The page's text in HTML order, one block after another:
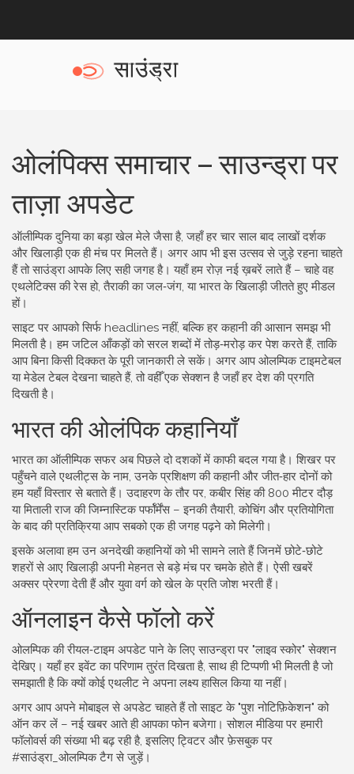
ओलंपिक्स समाचार – साउन्ड्रा पर
ताज़ा अपडेट
ऑलीम्पिक दुनिया का बड़ा खेल मेले जैसा है, जहाँ हर चार साल बाद लाखों दर्शक
और खिलाड़ी एक ही मंच पर मिलते हैं। अगर आप भी इस उत्सव से जुड़े रहना चाहते
हैं तो साउंड्रा आपके लिए सही जगह है। यहाँ हम रोज़ नई ख़बरें लाते हैं – चाहे वह
एथलेटिक्स की रेस हो, तैराकी का जल‑जंग, या भारत के खिलाड़ी जीतते हुए मीडल
हों।
साइट पर आपको सिर्फ headlines नहीं, बल्कि हर कहानी की आसान समझ भी
मिलती है। हम जटिल आँकड़ों को सरल शब्दों में तोड़‑मरोड़ कर पेश करते हैं, ताकि
आप बिना किसी दिक्कत के पूरी जानकारी ले सकें। अगर आप ओलम्पिक टाइमटेबल
या मेडेल टेबल देखना चाहते हैं, तो वहीँ एक सेक्शन है जहाँ हर देश की प्रगति
दिखती है।
भारत की ओलंपिक कहानियाँ
भारत का ऑलीम्पिक सफर अब पिछले दो दशकों में काफी बदल गया है। शिखर पर
पहुँचने वाले एथलीट्स के नाम, उनके प्रशिक्षण की कहानी और जीत‑हार दोनों को
हम यहाँ विस्तार से बताते हैं। उदाहरण के तौर पर, कबीर सिंह की 800 मीटर दौड़
या मिताली राज की जिम्नास्टिक पर्फॉर्मेंस – इनकी तैयारी, कोचिंग और प्रतियोगिता
के बाद की प्रतिक्रिया आप सबको एक ही जगह पढ़ने को मिलेगी।
इसके अलावा हम उन अनदेखी कहानियों को भी सामने लाते हैं जिनमें छोटे‑छोटे
शहरों से आए खिलाड़ी अपनी मेहनत से बड़े मंच पर चमके होते हैं। ऐसी खबरें
अक्सर प्रेरणा देती हैं और युवा वर्ग को खेल के प्रति जोश भरती हैं।
ऑनलाइन कैसे फॉलो करें
ओलम्पिक की रीयल‑टाइम अपडेट पाने के लिए साउन्ड्रा पर "लाइव स्कोर" सेक्शन
देखिए। यहाँ हर इवेंट का परिणाम तुरंत दिखता है, साथ ही टिप्पणी भी मिलती है जो
समझाती है कि क्यों कोई एथलीट ने अपना लक्ष्य हासिल किया या नहीं।
अगर आप अपने मोबाइल से अपडेट चाहते हैं तो साइट के "पुश नोटिफ़िकेशन" को
ऑन कर लें – नई खबर आते ही आपका फोन बजेगा। सोशल मीडिया पर हमारी
फॉलोवर्स की संख्या भी बढ़ रही है, इसलिए ट्विटर और फ़ेसबुक पर
#साउंड्रा_ओलम्पिक टैग से जुड़ें।